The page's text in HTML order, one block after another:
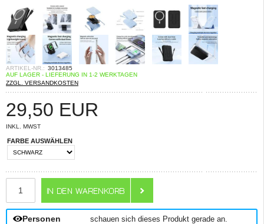
ARTIKEL-NR.: 3013485
AUF LAGER - LIEFERUNG IN 1-2 WERKTAGEN
ZZGL. VERSANDKOSTEN
29,50 EUR
INKL. MWST
FARBE AUSWÄHLEN
Personen schauen sich dieses Produkt gerade an.